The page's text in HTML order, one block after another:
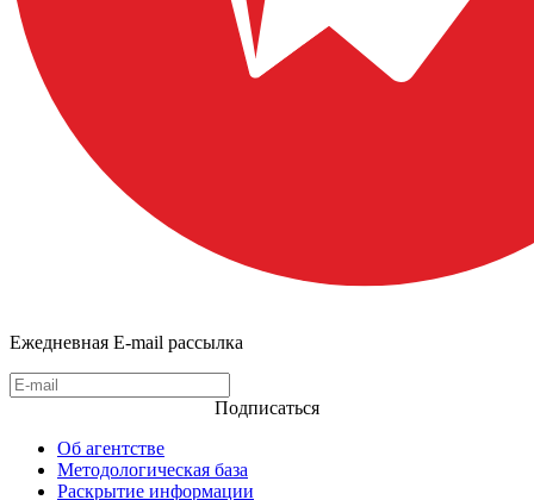
Ежедневная E-mail рассылка
Подписаться
Об агентстве
Методологическая база
Раскрытие информации